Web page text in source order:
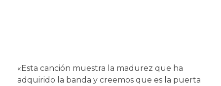
«Esta canción muestra la madurez que ha
adquirido la banda y creemos que es la puerta